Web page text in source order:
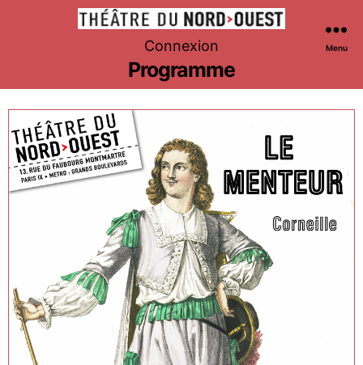
Théâtre
du
Nord-
Ouest
Connexion Menu
Programme